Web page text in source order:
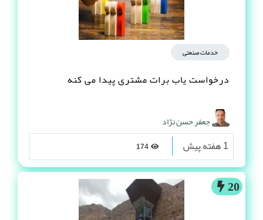
خدمات صنعتی
درخواست یاب برات مشتری پیدا می کنه
جعفر حسن نژاد
1 هفته پیش
20